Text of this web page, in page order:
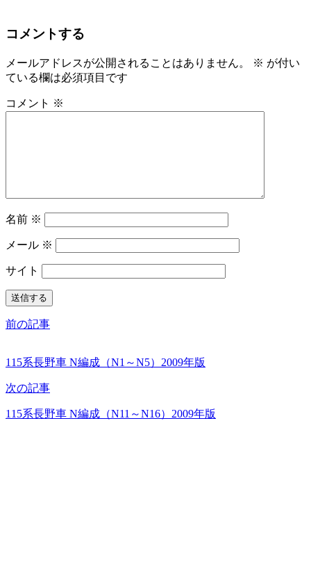
コメントする
メールアドレスが公開されることはありません。 ※ が付い
ている欄は必須項目です
コメント ※
名前 ※
メール ※
サイト
前の記事
115系長野車 N編成（N1～N5）2009年版
次の記事
115系長野車 N編成（N11～N16）2009年版